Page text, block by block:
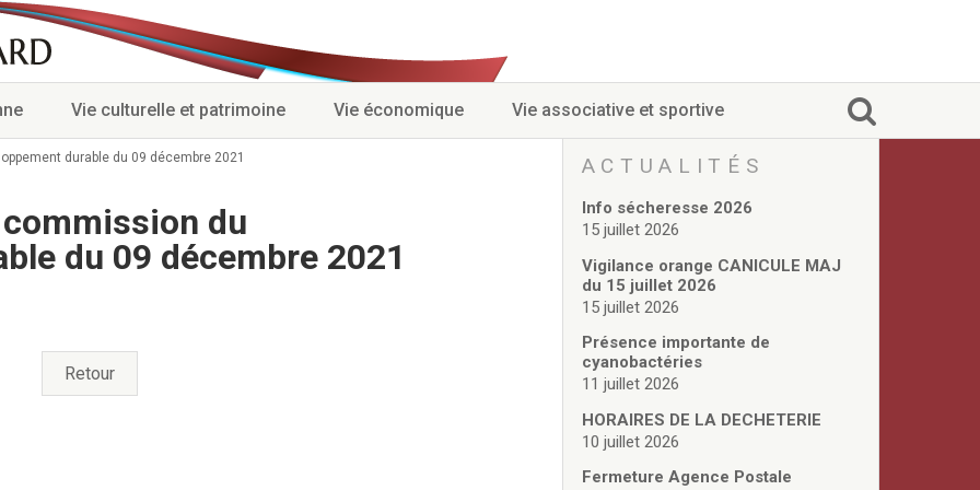
Vie culturelle et patrimoine Vie économique Vie associative et sportive
durable du 09 décembre 2021
du
du 09 décembre 2021
Retour
ACTUALITÉS
Info sécheresse 2026
15 juillet 2026
Vigilance orange CANICULE MAJ
du 15 juillet 2026
15 juillet 2026
Présence importante de
cyanobactéries
11 juillet 2026
HORAIRES DE LA DECHETERIE
10 juillet 2026
Fermeture Agence Postale